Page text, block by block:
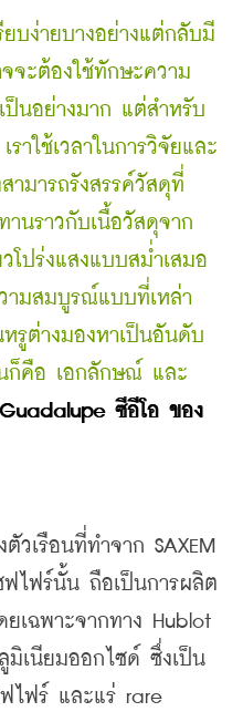
บง่ายบางอย่างแต่กลับมี
จะต้องใช้ทักษะความ
นอย่างมาก แต่สำหรับ
าใช้เวลาในการวิจัยและ
มารถรังสรรค์วัสดุที่
นราวกับเนื้อวัสดุจาก
โปร่งแสงแบบสม่ำเสมอ
ามสมบูรณ์แบบที่เหล่า
รูต่างมองหาเป็นอันดับ
ก็คือ เอกลักษณ์ และ
ซีอีโอ ของ
เรือนที่ทำจาก SAXEM
ไฟร์นั้น ถือเป็นการผลิต
เฉพาะจากทาง Hublot
มิเนียมออกไซด์ ซึ่งเป็น
ไฟร์ และแร่ rare